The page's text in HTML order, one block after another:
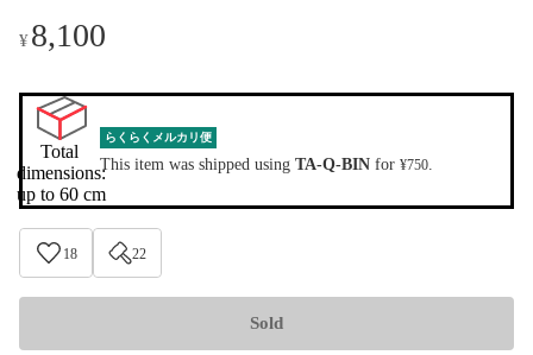
¥8,100
Total
dimensions:
up to 60 cm
らくらくメルカリ便
This item was shipped using TA-Q-BIN for ¥750.
18 22
Sold